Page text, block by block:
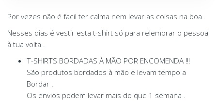
Por vezes não é facil ter calma nem levar as coisas na boa .
Nesses dias é vestir esta t-shirt só para relembrar o pessoal
à tua volta .
T-SHIRTS BORDADAS À MÃO POR ENCOMENDA !!!
São produtos bordados à mão e levam tempo a
Bordar .
Os envios podem levar mais do que 1 semana .